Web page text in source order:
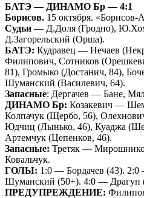
БАТЭ — ДИНАМО Бр — 4:1
Борисов. 15 октября. «Борисов-
Судьи — Д.Доля (Гродно),
Д.Загорельский (Орша).
БАТЭ: Кудравец — Нечаев
Филипович, Сотников
81), Громыко (Достанич, 84),
Шуманский (Василевич, 64).
Запасные: Дергачев — Бане,
ДИНАМО Бр: Козакевич —
Колпачук (Щербо, 56),
Юдчиц (Лынько, 46), Куаджа
Артемчук (Цепенков, 46).
Запасные: Третяк —
Ковальчук.
ГОЛЫ: 1:0 — Бордачев (43).
Шуманский (50+). 4:0 —
ПРЕДУПРЕЖДЕНИЕ: